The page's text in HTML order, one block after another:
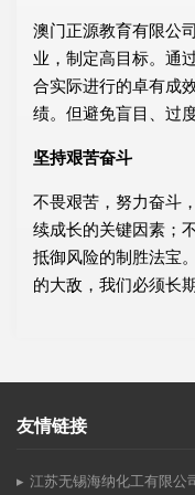
澳门正源教育有限公
业，制定高目标。通
合实际进行的卓有成
绩。但避免盲目、过
坚持艰苦奋斗
不畏艰苦，努力奋斗
续成长的关键因素；
抵御风险的制胜法宝
的大敌，我们必须长
友情链接
江苏无锡海纳化工有限公